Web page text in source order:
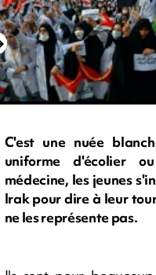
C'est une nuée
uniforme d'écolier
médecine, les jeunes
Irak pour dire à leur
ne les représente pas.